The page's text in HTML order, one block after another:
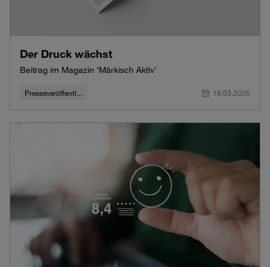
Der Druck wächst
Beitrag im Magazin 'Märkisch Aktiv'
Presseveröffentl... 18.03.2026